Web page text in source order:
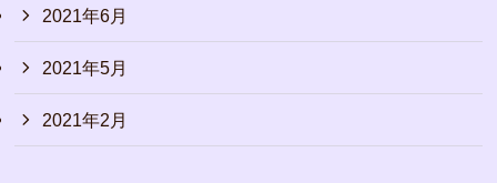
2021年6月
2021年5月
2021年2月